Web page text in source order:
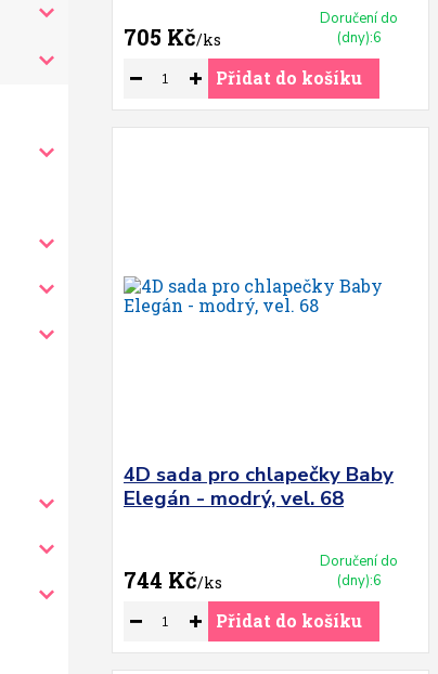
705 Kč/ks
Doručení do
(dny):6
Přidat do košíku
4D sada pro chlapečky Baby
Elegán - modrý, vel. 68
744 Kč/ks
Doručení do
(dny):6
Přidat do košíku